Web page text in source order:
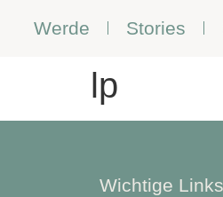
Werde Stories
lp
Wichtige Links